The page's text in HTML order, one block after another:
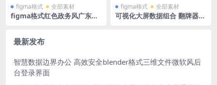
figma格式 全部素材
figma格式红色政务风广东立
figma格式 全部素材
可视化大屏数据组合 翻牌器数
最新发布
智慧数据边界办公 高效安全blender格式三维文件微软风后
台登录界面